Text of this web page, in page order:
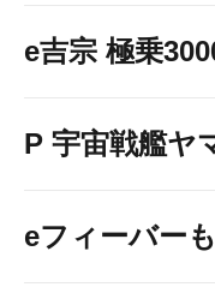
e吉宗 極乗
P 宇宙戦艦ヤ
eフィーバー